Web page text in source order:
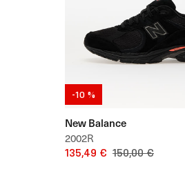
-10 %
New Balance
2002R
135,49 € 150,00 €